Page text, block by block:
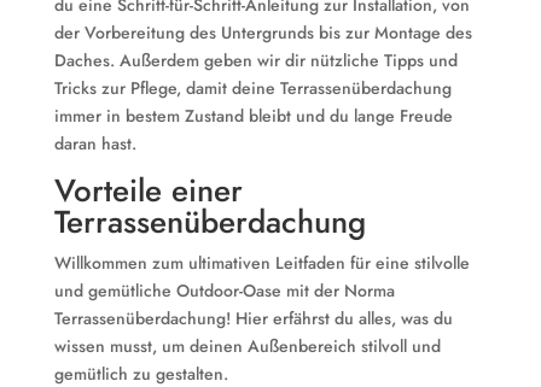
du eine Schritt-für-Schritt-Anleitung zur Installation, von
der Vorbereitung des Untergrunds bis zur Montage des
Daches. Außerdem geben wir dir nützliche Tipps und
Tricks zur Pflege, damit deine Terrassenüberdachung
immer in bestem Zustand bleibt und du lange Freude
daran hast.
Vorteile einer
Terrassenüberdachung
Willkommen zum ultimativen Leitfaden für eine stilvolle
und gemütliche Outdoor-Oase mit der Norma
Terrassenüberdachung! Hier erfährst du alles, was du
wissen musst, um deinen Außenbereich stilvoll und
gemütlich zu gestalten.